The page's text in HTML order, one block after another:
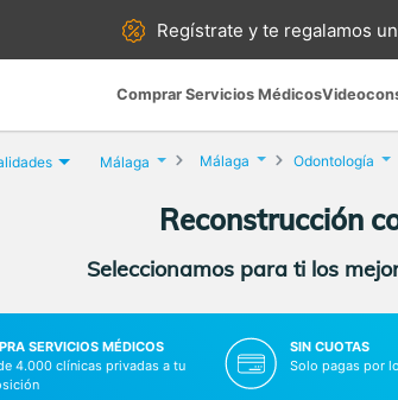
Regístrate yte regalamos un
Comprar Servicios Médicos
Málaga Málaga Odontología
Reconstrucción
Seleccionamos para ti los
SERVICIOS MÉDICOS
4.000 clínicas privadas a tu
SIN CUOTAS
Solo pagas por